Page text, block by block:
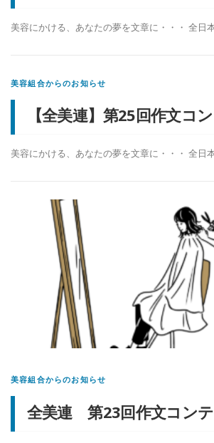
美容にかける、あなたの夢を文章に・・・ 全日
美容組合からのお知らせ
【全美連】第25回作文コ
美容にかける、あなたの夢を文章に・・・ 全日
美容組合からのお知らせ
全美連 第23回作文コン